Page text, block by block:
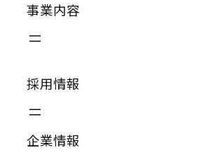
事業内容
採用情報
企業情報